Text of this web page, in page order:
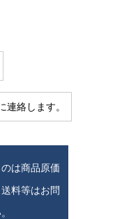
絡します。
は商品原価
料等はお問